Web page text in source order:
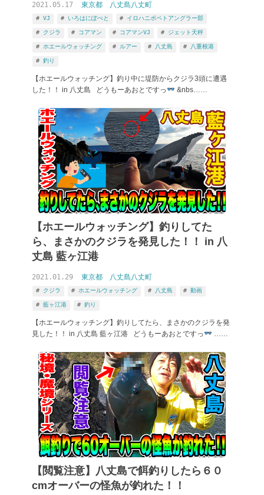
釣り動画 八丈島八丈町 から検索
2021.05.17 東京都 八丈島八丈町
VJ いろはにぽぺと イロハニポペトアングラー部
クジラ コアマン コアマンVJ ジェット天秤
ホエールウォッチング ルアー 八丈島 八重根港
釣り
【ホエールウォッチング】釣り中に堤防からクジラ3頭に遭遇
した！！ in 八丈島 どうもーあおとですっ
&nbs……
【ホエールウォッチング】釣りしてた
ら、まさかのクジラを発見した！！ in 八
丈島 藍ヶ江港
2021.01.29 東京都 八丈島八丈町
クジラ ホエールウォッチング 八丈島 動画
藍ヶ江港 釣り
【ホエールウォッチング】釣りしてたら、まさかのクジラを発
見した！！ in 八丈島 藍ヶ江港 どうもーあおとですっ
……
【閲覧注意】八丈島で餌釣りしたら６０
cmオーバーの怪魚が釣れた！！